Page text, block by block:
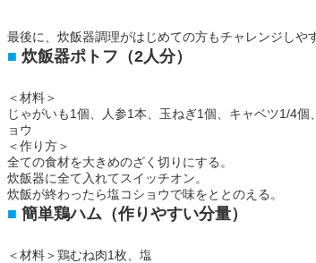
最後に、炊飯器調理がはじめての方もチャレンジしや
炊飯器ポトフ（2人分）
＜材料＞
じゃがいも1個、人参1本、玉ねぎ1個、キャベツ1/4
ョウ
＜作り方＞
全ての食材を大きめのざく切りにする。
炊飯器に全て入れてスイッチオン。
炊飯が終わったら塩コショウで味をととのえる。
簡単鶏ハム（作りやすい分量）
＜材料＞鶏むね肉1枚、塩